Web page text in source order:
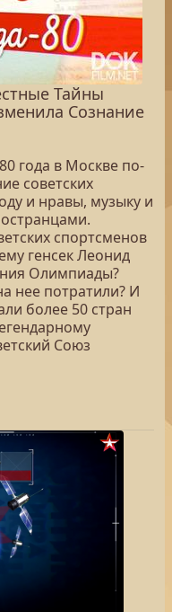
Тайны
Сознание
года в Москве по-
советских
и нравы, музыку и
спортсменов
генсек Леонид
Олимпиады?
нее потратили? И
более 50 стран
Союз